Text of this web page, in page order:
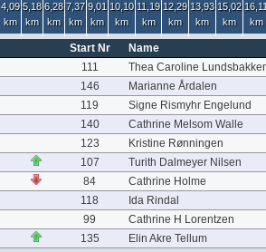
4,09
km
5,18
km
6,28
km
7,37
km
9,01
km
10,10
km
11,19
km
12,29
km
13,93
km
15,02
km
km
Start Nr
Name
111
Thea Caroline
146
Marianne Årdalen
119
Signe Rismyhr Engelund
140
Cathrine Melsom Walle
123
Kristine Rønningen
107
Turith Dalmeyer Nilsen
84
Cathrine Holme
118
Ida Rindal
99
Cathrine H Lorentzen
135 Elin Akre Tellum